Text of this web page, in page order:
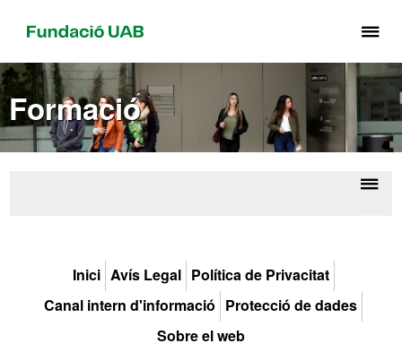
el
de
Formació
Inici Avís Legal Política de Privacitat
Canal intern d'informació Protecció de dades
Sobre el web